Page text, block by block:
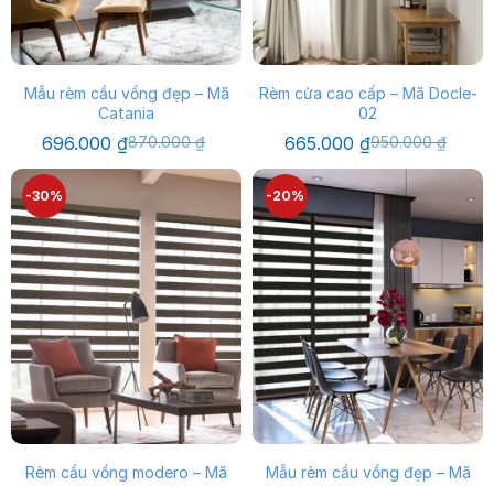
Mẫu rèm cầu vồng đẹp – Mã
Catania
870.000₫
Giá
gốc
là:
696.000₫Giá
hiện
tại
696.000 ₫.
Rèm cửa cao cấp – Mã Docle-
02
950.000₫
Giá
gốc
950.000 ₫.
665.000 ₫Giá
hiện
là:
665.000 ₫.
-30%
Rèm cầu vồng modero – Mã
-20%
Mẫu rèm cầu vồng đẹp – Mã